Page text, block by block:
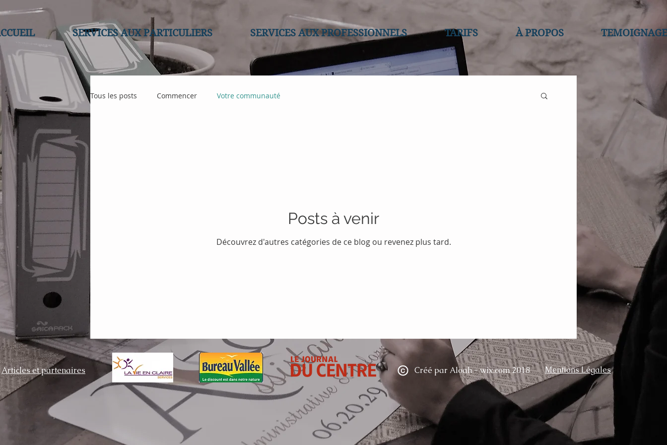
SERVICES AUX PARTICULIERS SERVICES AUX PROFESSIONNELS TARIFS À PROPOS
Tous les posts Commencer Votre communauté
Posts à venir
Découvrez d'autres catégories de ce blog ou revenez plus tard.
Articles et partenaires Créé par Aloah - wix.com 2018 Mentions Légales